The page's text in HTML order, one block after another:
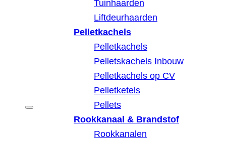
Tuinhaarden
Liftdeurhaarden
Pelletkachels
Pelletkachels
Pelletskachels Inbouw
Pelletkachels op CV
Pelletketels
Pellets
Rookkanaal & Brandstof
Rookkanalen